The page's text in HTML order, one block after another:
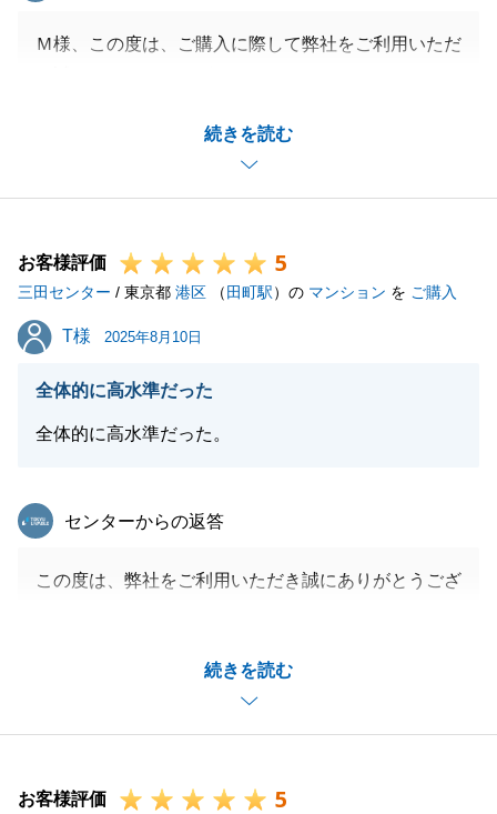
続きを読む
Ｍ様、この度は、ご購入に際して弊社をご利用いただ
りなくお取引できました。
ご家族様で快適にお住まいいただけますと幸いです。
引き続きお困りごと等ございましたらお気軽にご連絡
お客様評価 5
三田センター / 東京都 港区 （ 田町駅）の マンション を ご購入
T様
T様 2025年8月10日
全体的に高水準だった
全体的に高水準だった。
続きを読む
東急リバブル
センターからの返答
この度は、弊社をご利用いただき誠にありがとうござ
ご協力ありがとうございました。
引き続き弊社の最重点マンションですので、お困りご
ませ。
お客様評価 5